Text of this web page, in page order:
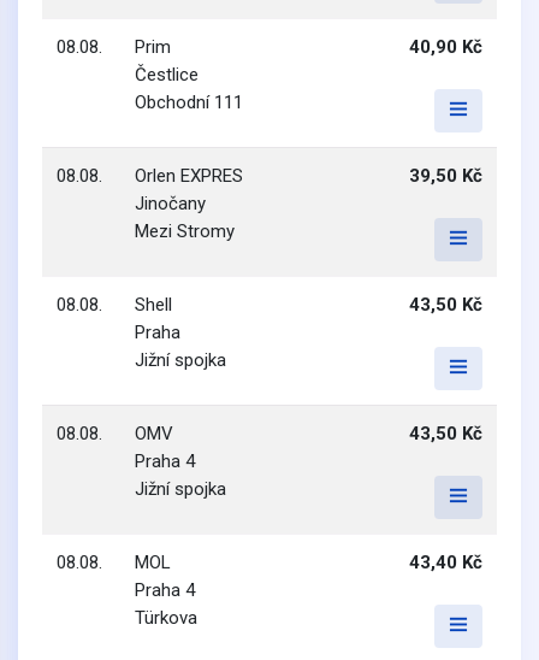
08.08.
Prim
Čestlice
Obchodní 111
40,90 Kč
08.08.
Orlen EXPRES
Jinočany
Mezi Stromy
39,50 Kč
08.08.
Shell
Praha
Jižní spojka
43,50 Kč
08.08.
OMV
Praha 4
Jižní spojka
43,50 Kč
08.08.
MOL
Praha 4
Türkova
43,40 Kč